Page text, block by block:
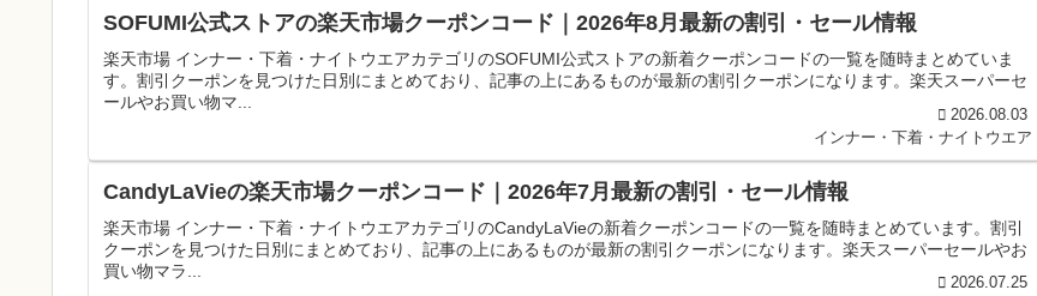
SOFUMI公式ストアの楽天市場クーポンコード｜2026年8月最新の割引・セール情報
楽天市場 インナー・下着・ナイトウエアカテゴリのSOFUMI公式ストアの新着クーポンコードの一覧を随時まとめていま
す。割引クーポンを見つけた日別にまとめており、記事の上にあるものが最新の割引クーポンになります。楽天スーパーセ
ールやお買い物マ...
2026.08.03
インナー・下着・ナイトウエア
CandyLaVieの楽天市場クーポンコード｜2026年7月最新の割引・セール情報
楽天市場 インナー・下着・ナイトウエアカテゴリのCandyLaVieの新着クーポンコードの一覧を随時まとめています。割引
クーポンを見つけた日別にまとめており、記事の上にあるものが最新の割引クーポンになります。楽天スーパーセールやお
買い物マラ...
2026.07.25